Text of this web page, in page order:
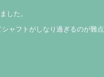
した。
ャフトがしなり過ぎるのが難点